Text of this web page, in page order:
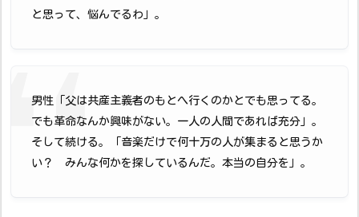
と思って、悩んでるわ」。
男性「父は共産主義者のもとへ行くのかとでも思ってる。
でも革命なんか興味がない。一人の人間であれば充分」。
そして続ける。「音楽だけで何十万の人が集まると思うか
い？ みんな何かを探しているんだ。本当の自分を」。